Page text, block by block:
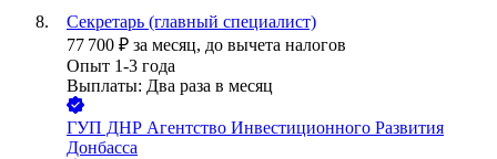
Секретарь (главный специалист)
77 700 ₽ за месяц, до вычета налогов
Опыт 1-3 года
Выплаты: Два раза в месяц
ГУП ДНР Агентство Инвестиционного Развития
Донбасса